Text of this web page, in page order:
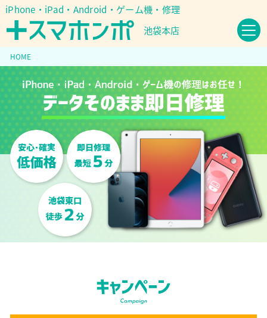
iPhone・iPad・Android・ゲーム機・修理
池袋本店
HOME